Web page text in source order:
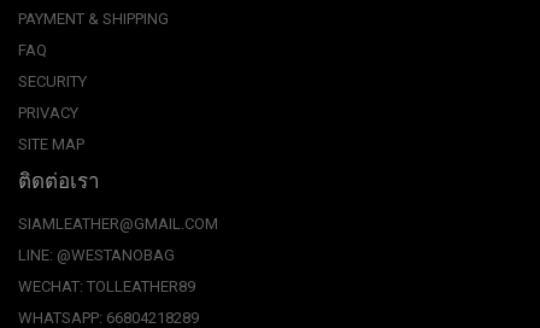
PAYMENT & SHIPPING
FAQ
SECURITY
PRIVACY
SITE MAP
ติดต่อเรา
SIAMLEATHER@GMAIL.COM
LINE: @WESTANOBAG
WECHAT: TOLLEATHER89
WHATSAPP: 66804218289